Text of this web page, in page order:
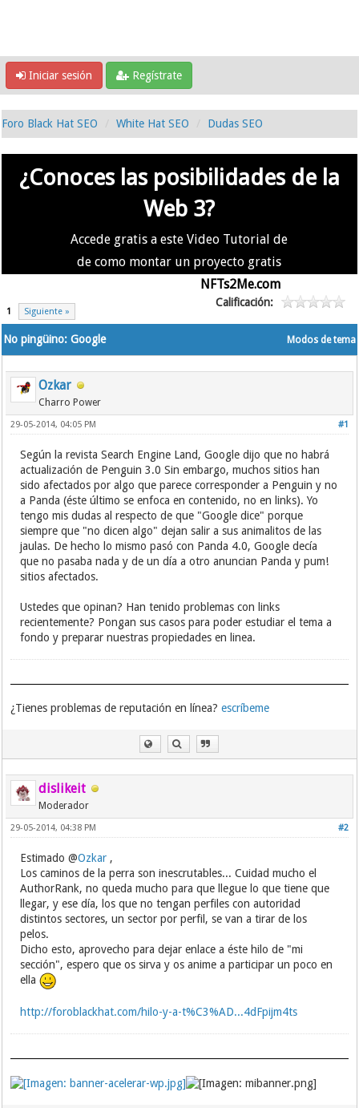
Iniciar sesión Regístrate
Foro Black Hat SEO White Hat SEO Dudas SEO
¿Conoces las posibilidades de la
Web 3?
Accede gratis a este Video Tutorial de
de como montar un proyecto gratis
NFTs2Me.com
1 Siguiente »
Calificación:
Modos de tema
No pingüino: Google
Ozkar
Charro Power
#1
29-05-2014, 04:05 PM
Según la revista Search Engine Land, Google dijo que no habrá
actualización de Penguin 3.0 Sin embargo, muchos sitios han
sido afectados por algo que parece corresponder a Penguin y no
a Panda (éste último se enfoca en contenido, no en links). Yo
tengo mis dudas al respecto de que "Google dice" porque
siempre que "no dicen algo" dejan salir a sus animalitos de las
jaulas. De hecho lo mismo pasó con Panda 4.0, Google decía
que no pasaba nada y de un día a otro anuncian Panda y pum!
sitios afectados.
Ustedes que opinan? Han tenido problemas con links
recientemente? Pongan sus casos para poder estudiar el tema a
fondo y preparar nuestras propiedades en linea.
¿Tienes problemas de reputación en línea?escríbeme
dislikeit
Moderador
#2
29-05-2014, 04:38 PM
Estimado @Ozkar ,
Los caminos de la perra son inescrutables... Cuidad mucho el
AuthorRank, no queda mucho para que llegue lo que tiene que
llegar, y ese día, los que no tengan perfiles con autoridad
distintos sectores, un sector por perfil, se van a tirar de los
pelos.
Dicho esto, aprovecho para dejar enlace a éste hilo de "mi
sección", espero que os sirva y os anime a participar un poco en
ella
http://foroblackhat.com/hilo-y-a-t%C3%AD...4dFpijm4ts